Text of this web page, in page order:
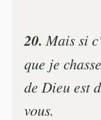
20. Mais si
que je
de Dieu est
vous.